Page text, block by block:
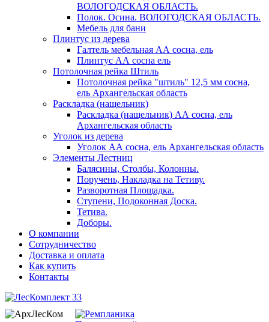
ВОЛОГОДСКАЯ ОБЛАСТЬ.
Полок. Осина. ВОЛОГОДСКАЯ ОБЛАСТЬ.
Мебель для бани
Плинтус из дерева
Галтель мебельная АА сосна, ель
Плинтус АА сосна ель
Потолочная рейка Штиль
Потолочная рейка "штиль" 12,5 мм сосна,
ель Архангельская область
Раскладка (нащельник)
Раскладка (нащельник) АА сосна, ель
Архангельская область
Уголок из дерева
Уголок АА сосна, ель Архангельская область
Элементы Лестниц
Балясины, Столбы, Колонны.
Поручень, Накладка на Тетиву.
Разворотная Площадка.
Ступени, Подоконная Доска.
Тетива.
Доборы.
О компании
Сотрудничество
Доставка и оплата
Как купить
Контакты